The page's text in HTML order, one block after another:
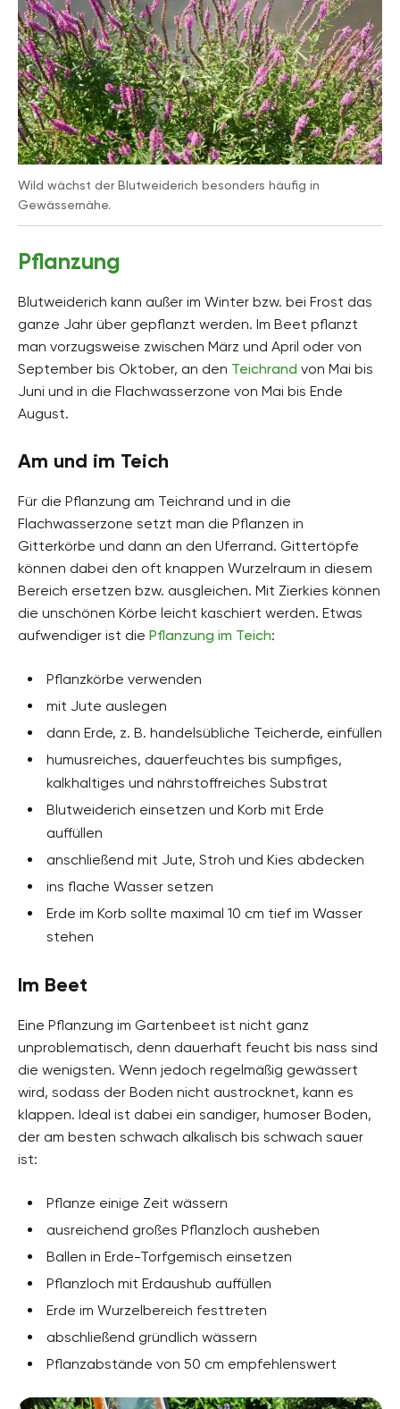
Wild wächst der Blutweiderich besonders häufig in
Gewässernähe.
Pflanzung
Blutweiderich kann außer im Winter bzw. bei Frost das
ganze Jahr über gepflanzt werden. Im Beet pflanzt
man vorzugsweise zwischen März und April oder von
September bis Oktober, an den Teichrand von Mai bis
Juni und in die Flachwasserzone von Mai bis Ende
August.
Am und im Teich
Für die Pflanzung am Teichrand und in die
Flachwasserzone setzt man die Pflanzen in
Gitterkörbe und dann an den Uferrand. Gittertöpfe
können dabei den oft knappen Wurzelraum in diesem
Bereich ersetzen bzw. ausgleichen. Mit Zierkies können
die unschönen Körbe leicht kaschiert werden. Etwas
aufwendiger ist die Pflanzung im Teich:
Pflanzkörbe verwenden
mit Jute auslegen
dann Erde, z. B. handelsübliche Teicherde, einfüllen
humusreiches, dauerfeuchtes bis sumpfiges,
kalkhaltiges und nährstoffreiches Substrat
Blutweiderich einsetzen und Korb mit Erde
auffüllen
anschließend mit Jute, Stroh und Kies abdecken
ins flache Wasser setzen
Erde im Korb sollte maximal 10 cm tief im Wasser
stehen
Im Beet
Eine Pflanzung im Gartenbeet ist nicht ganz
unproblematisch, denn dauerhaft feucht bis nass sind
die wenigsten. Wenn jedoch regelmäßig gewässert
wird, sodass der Boden nicht austrocknet, kann es
klappen. Ideal ist dabei ein sandiger, humoser Boden,
der am besten schwach alkalisch bis schwach sauer
ist:
Pflanze einige Zeit wässern
ausreichend großes Pflanzloch ausheben
Ballen in Erde-Torfgemisch einsetzen
Pflanzloch mit Erdaushub auffüllen
Erde im Wurzelbereich festtreten
abschließend gründlich wässern
Pflanzabstände von 50 cm empfehlenswert